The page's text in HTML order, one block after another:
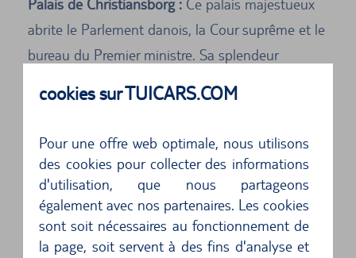
cookies sur TUICARS.COM
Pour une offre web optimale, nous utilisons
des cookies pour collecter des informations
d'utilisation, que nous partageons
également avec nos partenaires. Les cookies
sont soit nécessaires au fonctionnement de
la page, soit servent à des fins d'analyse et
Palais de Christiansborg : Ce palais majestueux
abrite le Parlement danois, la Cour suprême et le
bureau du Premier ministre. Sa splendeur
font un lieu fascinant à visiter.
Château de Rosenborg :Un château magnifique
qui abrite une impressionnante collection de
trésors royaux. Parcourez les salles somptueuses,
admirez les joyaux de la couronne et découvrez
l'histoire danoise de près.